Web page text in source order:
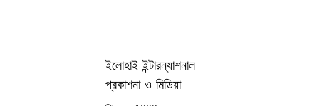
ইলোহাই ইন্টারন্যাশনাল
প্রকাশনা ও মিডিয়া